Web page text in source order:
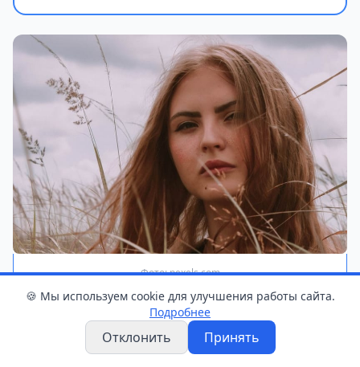
Фото: pexels.com
Речь не идет о серьезных неприятностях,
однако в августе этим людям потребуется
🍪 Мы используем cookie для улучшения работы сайта.
Подробнее
Отклонить Принять